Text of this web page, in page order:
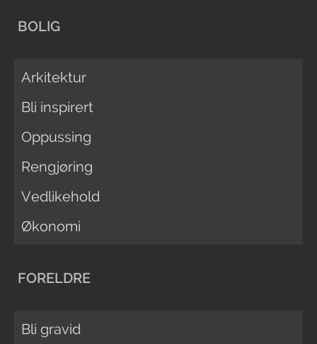
BOLIG
Arkitektur
Bli inspirert
Oppussing
Rengjøring
Vedlikehold
Økonomi
FORELDRE
Bli gravid